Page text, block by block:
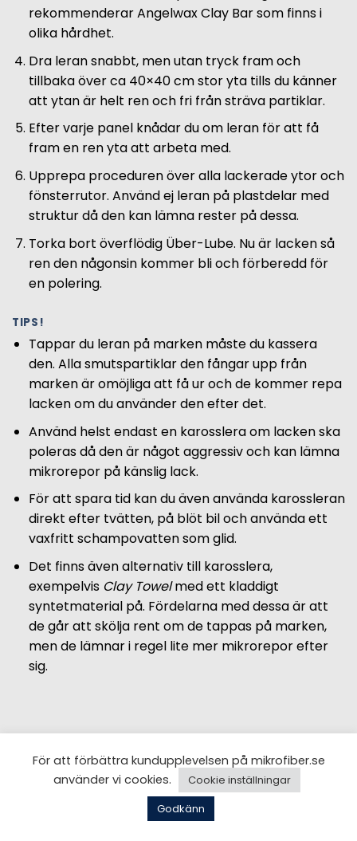
rekommenderar Angelwax Clay Bar som finns i
olika hårdhet.
Dra leran snabbt, men utan tryck fram och
tillbaka över ca 40×40 cm stor yta tills du känner
att ytan är helt ren och fri från sträva partiklar.
Efter varje panel knådar du om leran för att få
fram en ren yta att arbeta med.
Upprepa proceduren över alla lackerade ytor och
fönsterrutor. Använd ej leran på plastdelar med
struktur då den kan lämna rester på dessa.
Torka bort överflödig Über-Lube. Nu är lacken så
ren den någonsin kommer bli och förberedd för
en polering.
TIPS!
Tappar du leran på marken måste du kassera
den. Alla smutspartiklar den fångar upp från
marken är omöjliga att få ur och de kommer repa
lacken om du använder den efter det.
Använd helst endast en karosslera om lacken ska
poleras då den är något aggressiv och kan lämna
mikrorepor på känslig lack.
För att spara tid kan du även använda karossleran
direkt efter tvätten, på blöt bil och använda ett
vaxfritt schampovatten som glid.
Det finns även alternativ till karosslera,
exempelvis Clay Towelmed ett kladdigt
syntetmaterial på. Fördelarna med dessa är att
de går att skölja rent om de tappas på marken,
men de lämnar i regel lite mer mikrorepor efter
sig.
För att förbättra kundupplevelsen på mikrofiber.se
använder vi cookies.
Cookie inställningar
Godkänn